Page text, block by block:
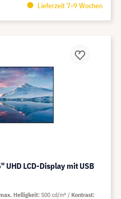
Lieferzeit 7-9 Wochen
UHD LCD-Display mit USB
Helligkeit 500 cd/m²
Kontrast